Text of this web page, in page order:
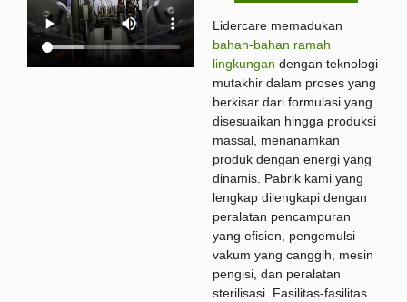
Lidercare memadukan
bahan-bahan ramah
lingkungan dengan teknologi
mutakhir dalam proses yang
berkisar dari formulasi yang
disesuaikan hingga produksi
massal, menanamkan
produk dengan energi yang
dinamis. Pabrik kami yang
lengkap dilengkapi dengan
peralatan pencampuran
yang efisien, pengemulsi
vakum yang canggih, mesin
pengisi, dan peralatan
sterilisasi. Fasilitas-fasilitas